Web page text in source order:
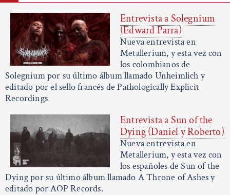
Entrevista a Solegnium
(Edward Parra)
Nueva entrevista en
Metallerium, y esta vez con
los colombianos de
Solegnium por su último álbum llamado Unheimlich y
editado por el sello francés de Pathologically Explicit
Recordings
Entrevista a Sun of the
Dying (Daniel y Roberto)
Nueva entrevista en
Metallerium, y esta vez con
los españoles de Sun of the
Dying por su último álbum llamado A Throne of Ashes y
editado por AOP Records.